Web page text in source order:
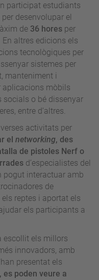
participat estudiants
desenvolupar el
de 36 hores per
altres edicions els
tecnològiques per
sistemes per
manteniment i
aplicacions mòbils
o bé dissenyar
entre d’altres.
activitats per
el networking, des
de pistoles Nerf o
d’especialistes del
pogut interactuar amb
de
els reptes i aportat els
els participants a
escollit els millors
innovadors, amb
presentat els
es poden veure a